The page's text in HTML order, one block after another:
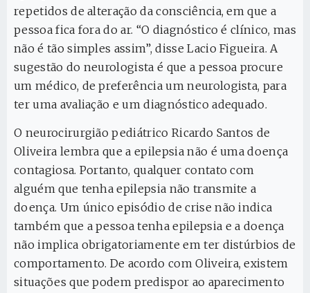
repetidos de alteração da consciência, em que a
pessoa fica fora do ar. “O diagnóstico é clínico, mas
não é tão simples assim”, disse Lacio Figueira. A
sugestão do neurologista é que a pessoa procure
um médico, de preferência um neurologista, para
ter uma avaliação e um diagnóstico adequado.
O neurocirurgião pediátrico Ricardo Santos de
Oliveira lembra que a epilepsia não é uma doença
contagiosa. Portanto, qualquer contato com
alguém que tenha epilepsia não transmite a
doença. Um único episódio de crise não indica
também que a pessoa tenha epilepsia e a doença
não implica obrigatoriamente em ter distúrbios de
comportamento. De acordo com Oliveira, existem
situações que podem predispor ao aparecimento